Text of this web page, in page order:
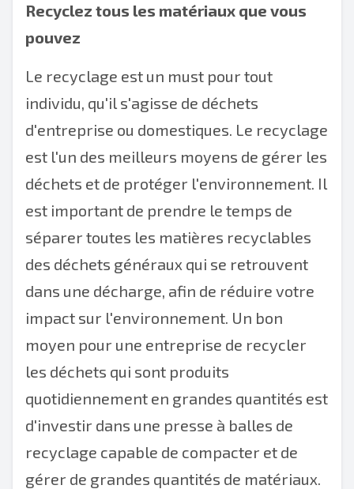
Recyclez tous les matériaux que vous
pouvez
Le recyclage est un must pour tout
individu, qu'il s'agisse de déchets
d'entreprise ou domestiques. Le recyclage
est l'un des meilleurs moyens de gérer les
déchets et de protéger l'environnement. Il
est important de prendre le temps de
séparer toutes les matières recyclables
des déchets généraux qui se retrouvent
dans une décharge, afin de réduire votre
impact sur l'environnement. Un bon
moyen pour une entreprise de recycler
les déchets qui sont produits
quotidiennement en grandes quantités est
d'investir dans une presse à balles de
recyclage capable de compacter et de
gérer de grandes quantités de matériaux.